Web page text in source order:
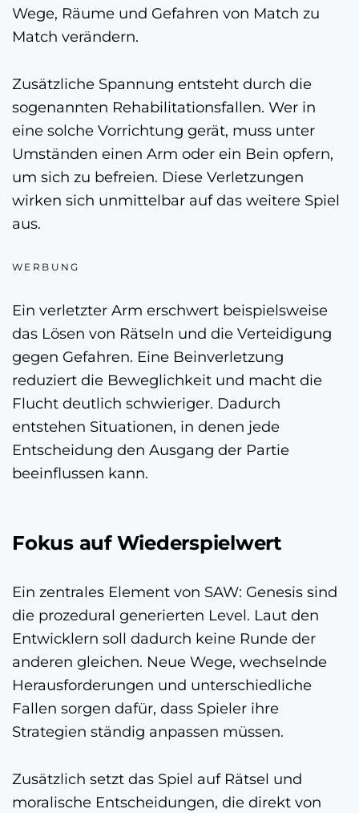
Wege, Räume und Gefahren von Match zu
Match verändern.
Zusätzliche Spannung entsteht durch die
sogenannten Rehabilitationsfallen. Wer in
eine solche Vorrichtung gerät, muss unter
Umständen einen Arm oder ein Bein opfern,
um sich zu befreien. Diese Verletzungen
wirken sich unmittelbar auf das weitere Spiel
aus.
WERBUNG
Ein verletzter Arm erschwert beispielsweise
das Lösen von Rätseln und die Verteidigung
gegen Gefahren. Eine Beinverletzung
reduziert die Beweglichkeit und macht die
Flucht deutlich schwieriger. Dadurch
entstehen Situationen, in denen jede
Entscheidung den Ausgang der Partie
beeinflussen kann.
Fokus auf Wiederspielwert
Ein zentrales Element von SAW: Genesis sind
die prozedural generierten Level. Laut den
Entwicklern soll dadurch keine Runde der
anderen gleichen. Neue Wege, wechselnde
Herausforderungen und unterschiedliche
Fallen sorgen dafür, dass Spieler ihre
Strategien ständig anpassen müssen.
Zusätzlich setzt das Spiel auf Rätsel und
moralische Entscheidungen, die direkt von